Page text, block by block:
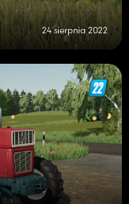
24 sierpnia 2022